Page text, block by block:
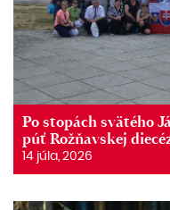
Po stopách svätého
púť Rožňavskej
14 júla, 2026